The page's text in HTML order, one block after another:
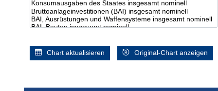
Chart aktualisieren Original-Chart anzeigen